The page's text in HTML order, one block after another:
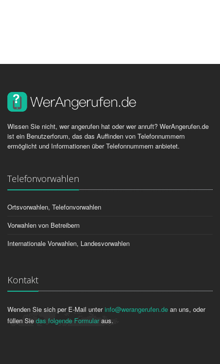
Wissen Sie nicht, wer angerufen hat oder wer anruft? WerAngerufen.de
ist ein Benutzerforum, das das Auffinden von Telefonnummern
ermöglicht und Informationen über Telefonnummern anbietet.
Telefonvorwahlen
Ortsvorwahlen, Telefonvorwahlen
Vorwahlen von Betreibern
Internationale Vorwahlen, Landesvorwahlen
Kontakt
Wenden Sie sich per E-Mail unterinfo@werangerufen.de an uns, oder
füllen Sie das folgende Formularaus.